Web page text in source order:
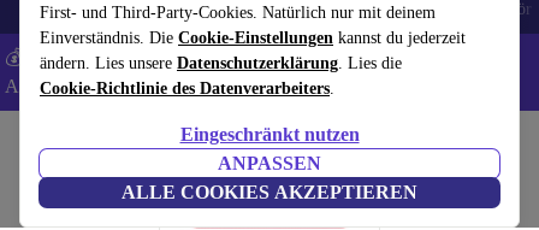
First- und Third-Party-Cookies. Natürlich nur mit deinem
Einverständnis. Die Cookie-Einstellungen kannst du jederzeit
ändern. Lies unsere Datenschutzerklärung. Lies die
Cookie-Richtlinie des Datenverarbeiters.
Eingeschränkt nutzen
ANPASSEN
ALLE COOKIES AKZEPTIEREN
🎒 Back to school Handys Laptops Tablets Smartwatches Zubehör
💰 Extra -5% auf Samsung- und Google-Smartphones - Code:
ANDROID5 -AGB